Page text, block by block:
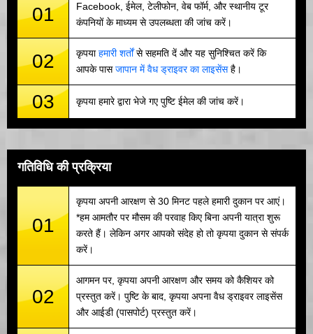
01
Facebook, ईमेल, टेलीफोन, वेब फॉर्म, और स्थानीय टूर
कंपनियों के माध्यम से उपलब्धता की जांच करें।
02 कृपयाहमारी शर्तोंसे सहमति दें और यह सुनिश्चित करें कि
आपके पासजापान में वैध ड्राइवर का लाइसेंसहै।
03 कृपया हमारे द्वारा भेजे गए पुष्टि ईमेल की जांच करें।
गतिविधि की प्रक्रिया
01
कृपया अपनी आरक्षण से 30 मिनट पहले हमारी दुकान पर आएं।
*हम आमतौर पर मौसम की परवाह किए बिना अपनी यात्रा शुरू
करते हैं। लेकिन अगर आपको संदेह हो तो कृपया दुकान से संपर्क
करें।
02
आगमन पर, कृपया अपनी आरक्षण और समय को कैशियर को
प्रस्तुत करें। पुष्टि के बाद, कृपया अपना वैध ड्राइवर लाइसेंस
और आईडी (पासपोर्ट) प्रस्तुत करें।